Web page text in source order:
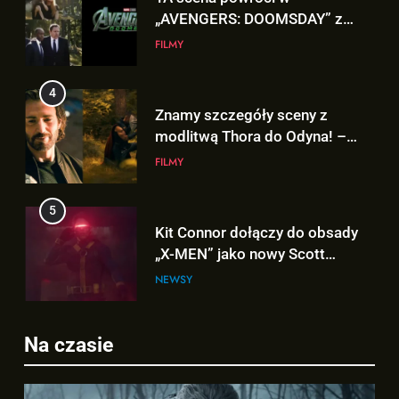
modlitwą Thora do Odyna! –
„AVENGERS: DOOMSDAY”
FILMY
5
Kit Connor dołączy do obsady
„X-MEN” jako nowy Scott
Summers!
NEWSY
6
Tom Holland napisał list do
ekipy „SPIDER-MAN: BRAND
NEW DAY” i… potwierdził swój
FILMY
Na czasie
5
Kit Connor dołączy do obsady
„X-MEN” jako nowy Scott
6
Tom Holland napisał list do
ekipy „SPIDER-MAN: BRAND